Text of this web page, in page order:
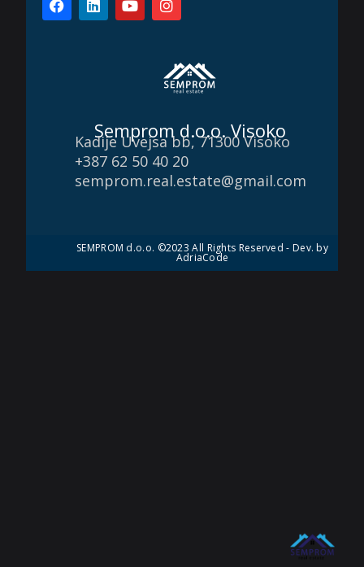
Semprom d.o.o. Visoko
Kadije Uvejsa bb, 71300 Visoko
+387 62 50 40 20
semprom.real.estate@gmail.com
SEMPROM d.o.o. ©2023 All Rights Reserved - Dev. by
AdriaCode